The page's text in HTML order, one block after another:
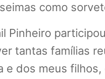
como
Pinheiro
tantas famílias
e dos meus